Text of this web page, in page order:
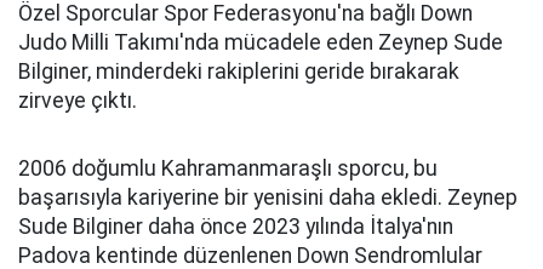
Özel Sporcular Spor Federasyonu'na bağlı Down
Judo Milli Takımı'nda mücadele eden Zeynep Sude
Bilginer, minderdeki rakiplerini geride bırakarak
zirveye çıktı.
2006 doğumlu Kahramanmaraşlı sporcu, bu
başarısıyla kariyerine bir yenisini daha ekledi. Zeynep
Sude Bilginer daha önce 2023 yılında İtalya'nın
Padova kentinde düzenlenen Down Sendromlular